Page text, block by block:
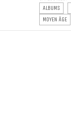
ALBUMS
MOYEN ÂGE